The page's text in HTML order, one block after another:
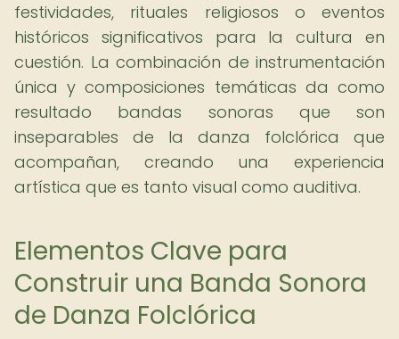
festividades, rituales religiosos o eventos
históricos significativos para la cultura en
cuestión. La combinación de instrumentación
única y composiciones temáticas da como
resultado bandas sonoras que son
inseparables de la danza folclórica que
acompañan, creando una experiencia
artística que es tanto visual como auditiva.
Elementos Clave para
Construir una Banda Sonora
de Danza Folclórica